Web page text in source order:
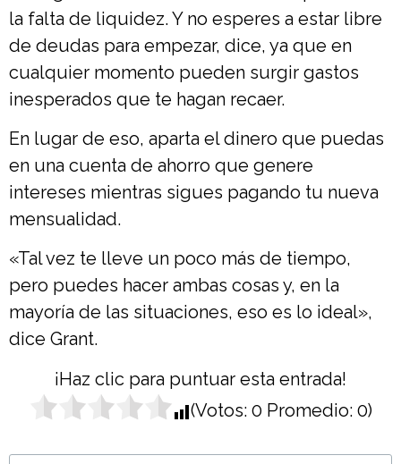
la falta de liquidez. Y no esperes a estar libre
de deudas para empezar, dice, ya que en
cualquier momento pueden surgir gastos
inesperados que te hagan recaer.
En lugar de eso, aparta el dinero que puedas
en una cuenta de ahorro que genere
intereses mientras sigues pagando tu nueva
mensualidad.
«Tal vez te lleve un poco más de tiempo,
pero puedes hacer ambas cosas y, en la
mayoría de las situaciones, eso es lo ideal»,
dice Grant.
¡Haz clic para puntuar esta entrada!
(Votos: 0 Promedio: 0)